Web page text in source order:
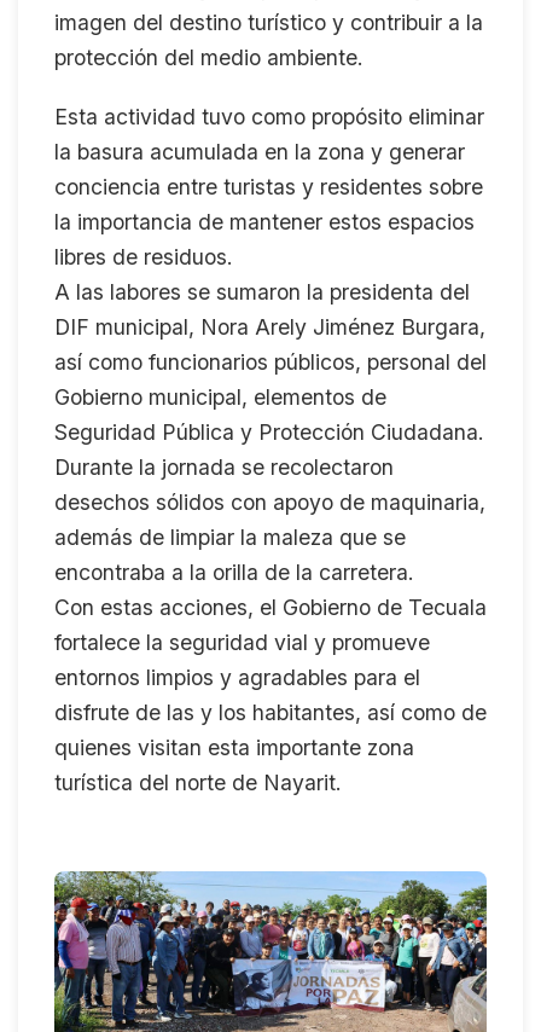
imagen del destino turístico y contribuir a la
protección del medio ambiente.
Esta actividad tuvo como propósito eliminar
la basura acumulada en la zona y generar
conciencia entre turistas y residentes sobre
la importancia de mantener estos espacios
libres de residuos.
A las labores se sumaron la presidenta del
DIF municipal, Nora Arely Jiménez Burgara,
así como funcionarios públicos, personal del
Gobierno municipal, elementos de
Seguridad Pública y Protección Ciudadana.
Durante la jornada se recolectaron
desechos sólidos con apoyo de maquinaria,
además de limpiar la maleza que se
encontraba a la orilla de la carretera.
Con estas acciones, el Gobierno de Tecuala
fortalece la seguridad vial y promueve
entornos limpios y agradables para el
disfrute de las y los habitantes, así como de
quienes visitan esta importante zona
turística del norte de Nayarit.